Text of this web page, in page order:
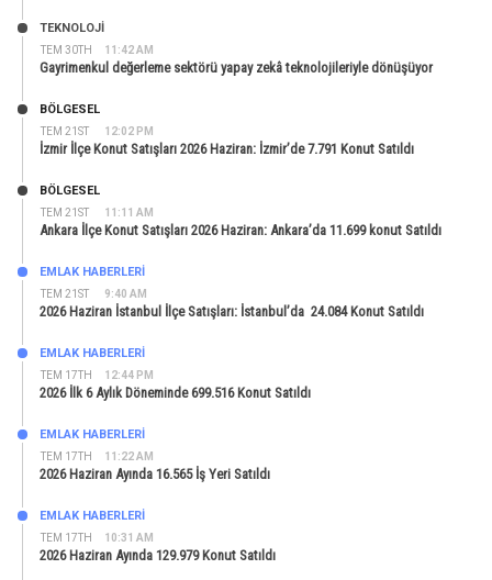
TEM 30TH 11:42 AM
TEKNOLOJİ
Gayrimenkul değerleme sektörü yapay zekâ teknolojileriyle dönüşüyor
TEM 21ST 12:02 PM
BÖLGESEL
İzmir İlçe Konut Satışları 2026 Haziran: İzmir’de 7.791 Konut Satıldı
TEM 21ST 11:11 AM
BÖLGESEL
Ankara İlçe Konut Satışları 2026 Haziran: Ankara’da 11.699 konut Satıldı
TEM 21ST 9:40 AM
EMLAK HABERLERI
2026 Haziran İstanbul İlçe Satışları: İstanbul’da 24.084 Konut Satıldı
TEM 17TH 12:44 PM
EMLAK HABERLERI
2026 İlk 6 Aylık Döneminde 699.516 Konut Satıldı
TEM 17TH 11:22 AM
EMLAK HABERLERI
2026 Haziran Ayında 16.565 İş Yeri Satıldı
TEM 17TH 10:31 AM
EMLAK HABERLERI
2026 Haziran Ayında 129.979 Konut Satıldı